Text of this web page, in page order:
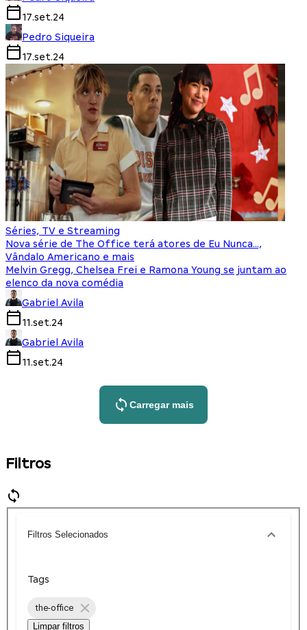
17.set.24
Pedro Siqueira
17.set.24
Séries, TV e Streaming
Nova série de The Office terá atores de Eu Nunca…,
Vândalo Americano e mais
Melvin Gregg, Chelsea Frei e Ramona Young se juntam ao
elenco da nova comédia
Gabriel Avila
11.set.24
Gabriel Avila
11.set.24
Carregar mais
Filtros
Filtros Selecionados
Tags
the-office
Limpar filtros